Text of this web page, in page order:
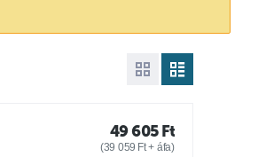
49 605 Ft
(39 059 Ft+ áfa)